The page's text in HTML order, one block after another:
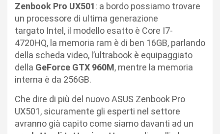
Zenbook Pro UX501: a bordo possiamo trovare
un processore di ultima generazione
targato Intel, il modello esatto è Core I7-
4720HQ, la memoria ram è di ben 16GB, parlando
della scheda video, l’ultrabook è equipaggiato
della GeForce GTX 960M, mentre la memoria
interna è da 256GB.
Che dire di più del nuovo ASUS Zenbook Pro
UX501, sicuramente gli esperti nel settore
avranno già capito come siamo davanti ad un